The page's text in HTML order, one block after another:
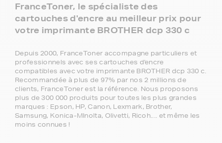
FranceToner, le spécialiste des
cartouches d'encre au meilleur prix pour
votre imprimante BROTHER dcp 330 c
Depuis 2000, FranceToner accompagne particuliers et
professionnels avec ses cartouches d'encre
compatibles avec votre imprimante BROTHER dcp 330 c.
Recommandée à plus de 97% par nos 2 millions de
clients, FranceToner est la référence. Nous proposons
plus de 300 000 produits pour toutes les plus grandes
marques : Epson, HP, Canon, Lexmark, Brother,
Samsung, Konica-MInolta, Olivetti, Ricoh.... et même les
moins connues !